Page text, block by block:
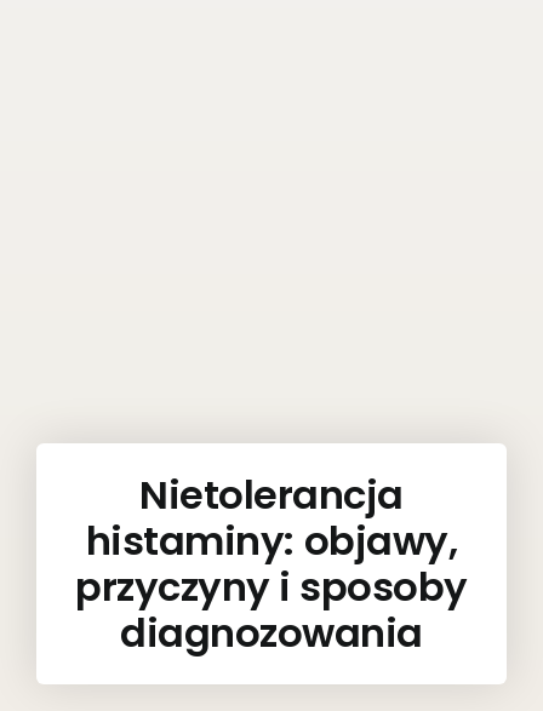
Nietolerancja
histaminy: objawy,
przyczyny i sposoby
diagnozowania